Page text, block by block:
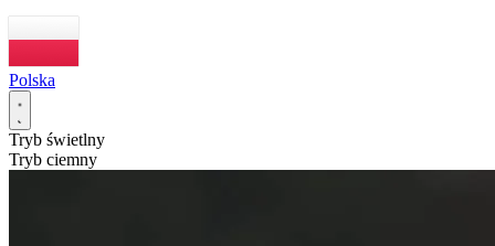
Polska
Tryb świetlny
Tryb ciemny